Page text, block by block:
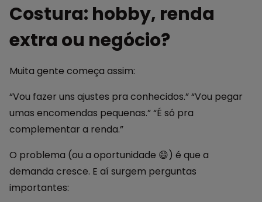
Costura: hobby, renda
extra ou negócio?
Muita gente começa assim:
“Vou fazer uns ajustes pra conhecidos.” “Vou pegar
umas encomendas pequenas.” “É só pra
complementar a renda.”
O problema (ou a oportunidade 😄) é que a
demanda cresce. E aí surgem perguntas
importantes: